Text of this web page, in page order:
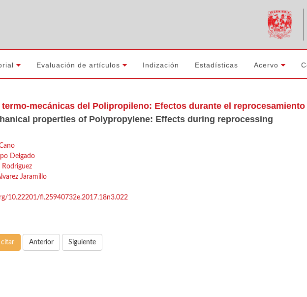
Evaluación de artículos Indización Estadísticas Acervo
termo-mecánicas del Polipropileno: Efectos durante el reprocesamiento
properties of Polypropylene: Effects during reprocessing
Delgado
Rodriguez
Jaramillo
10.22201/fi.25940732e.2017.18n3.022
citar Anterior Siguiente